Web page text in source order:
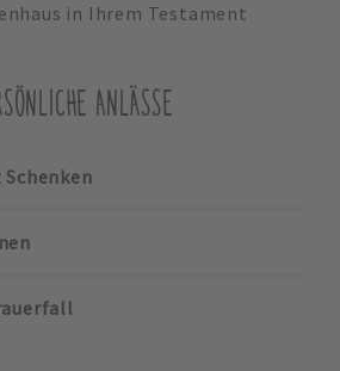
in Ihrem Testament
ANLÄSSE